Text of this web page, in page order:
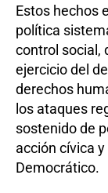
Estos hechos
política
control social,
ejercicio del
derechos
los ataques
sostenido de
acción cívica
Democrático.